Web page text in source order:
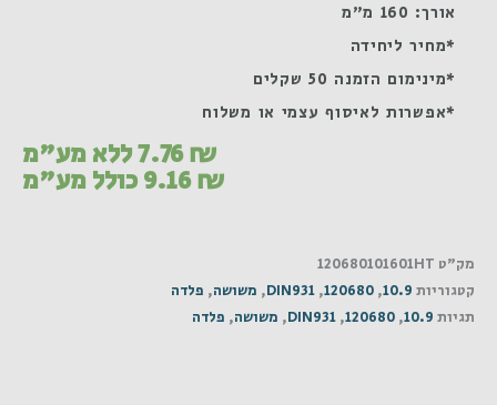
אורך: 160 מ"מ
*מחיר ליחידה
*מינימום הזמנה 50 שקלים
*אפשרות לאיסוף עצמי או משלוח
7.76₪ ללא מע"מ
9.16₪ כולל מע"מ
מק"ט 120680101601HT
קטגוריות 10.9
,
120680
,
DIN931
, משושה, פלדה
תגיות 10.9
,
120680
,
DIN931
, משושה, פלדה